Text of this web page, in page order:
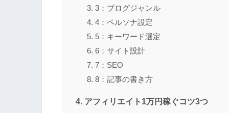
3：ブログジャンル
4：ペルソナ設定
5：キーワード選定
6：サイト設計
7：SEO
8：記事の書き方
アフィリエイト1万円稼ぐコツ3つ